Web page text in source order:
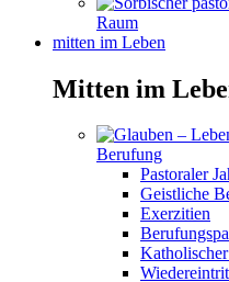
Raum
mitten im Leben
Mitten im
Berufung
Pastoraler
Geistliche
Exerzitien